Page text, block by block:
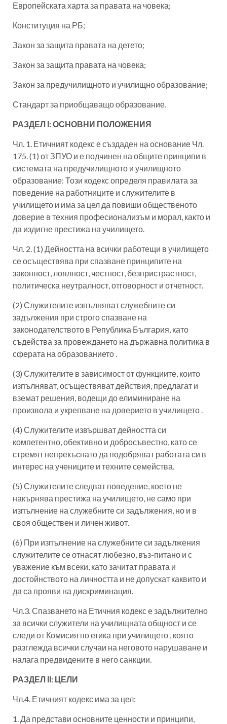
Европейската харта за правата на човека;
Конституция на РБ;
Закон за защита правата на детето;
Закон за защита правата на човека;
Закон за предучилищното и училищно образование;
Стандарт за приобщаващо образование.
РАЗДЕЛ І: ОСНОВНИ ПОЛОЖЕНИЯ
Чл. 1. Етичният кодекс е създаден на основание Чл.
175. (1) от ЗПУО и е подчинен на общите принципи в
системата на предучилищното и училищното
образование: Този кодекс определя правилата за
поведение на работниците и служителите в
училището и има за цел да повиши общественото
доверие в техния професионализъм и морал, както и
да издигне престижа на училището.
Чл. 2. (1) Дейността на всички работещи в училището
се осъществява при спазване принципите на
законност, лоялност, честност, безпристрастност,
политическа неутралност, отговорност и отчетност.
(2) Служителите изпълняват служебните си
задължения при строго спазване на
законодателството в Република България, като
съдейства за провеждането на държавна политика в
сферата на образованието .
(3) Служителите в зависимост от функциите, които
изпълняват, осъществяват действия, предлагат и
вземат решения, водещи до елиминиране на
произвола и укрепване на доверието в училището .
(4) Служителите извършват дейността си
компетентно, обективно и добросъвестно, като се
стремят непрекъснато да подобряват работата си в
интерес на учениците и техните семейства.
(5) Служителите следват поведение, което не
накърнява престижа на училището, не само при
изпълнение на служебните си задължения, но и в
своя обществен и личен живот.
(6) При изпълнение на служебните си задължения
служителите се отнасят любезно, въз-питано и с
уважение към всеки, като зачитат правата и
достойнството на личността и не допускат каквито и
да са прояви на дискриминация.
Чл.3. Спазването на Етичния кодекс е задължително
за всички служители на училищната общност и се
следи от Комисия по етика при училището , която
разглежда всички случаи на неговото нарушаване и
налага предвидените в него санкции.
РАЗДЕЛ ІІ: ЦЕЛИ
Чл.4. Етичният кодекс има за цел:
1. Да представи основните ценности и принципи,